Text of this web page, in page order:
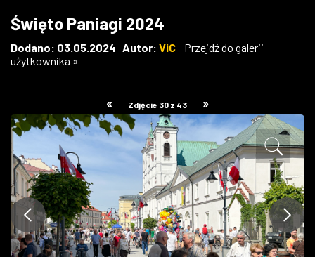
W KINACH
ZDJĘCIA
W RZESZOWIE
Święto Paniagi 2024
Dodano: 03.05.2024 Autor: ViC
Przejdź do galerii
użytkownika »
« Zdjęcie 30 z 43 »